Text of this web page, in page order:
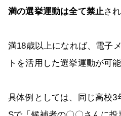
満の選挙運動は全て禁止さ
満18歳以上になれば、電子
トを活用した選挙運動が可
具体例としては、同じ高校3